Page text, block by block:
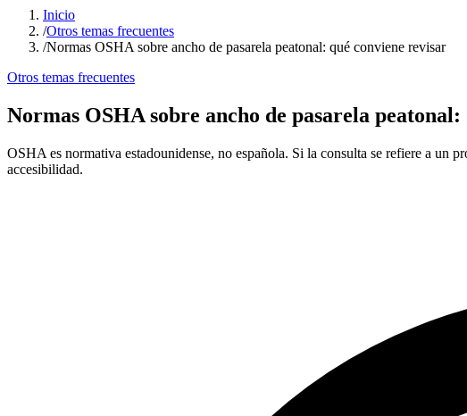
Inicio
/Otros temas frecuentes
/Normas OSHA sobre ancho de pasarela peatonal: qué conviene revisar
Otros temas frecuentes
Normas OSHA sobre ancho de pasarela
OSHA es normativa estadounidense, no española. Si la consulta se refiere a un
accesibilidad.